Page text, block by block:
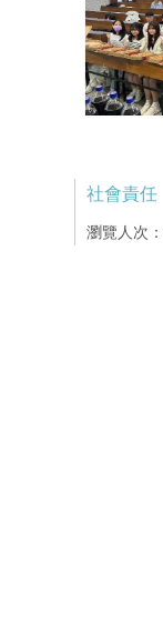
社會責任
瀏覽人次